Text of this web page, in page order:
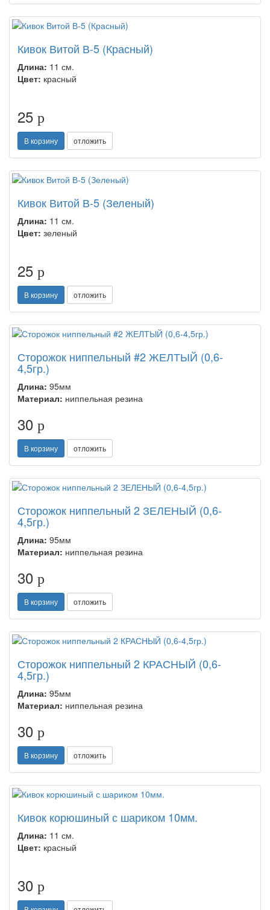
Кивок Витой В-5 (Красный)
Длина: 11 см.
Цвет: красный
25 p
В корзину отложить
Кивок Витой В-5 (Зеленый)
Длина: 11 см.
Цвет: зеленый
25 p
В корзину отложить
Сторожок ниппельный #2 ЖЕЛТЫЙ (0,6-
4,5гр.)
Длина: 95мм
Материал: ниппельная резина
30 p
В корзину отложить
Сторожок ниппельный 2 ЗЕЛЕНЫЙ (0,6-
4,5гр.)
Длина: 95мм
Материал: ниппельная резина
30 p
В корзину отложить
Сторожок ниппельный 2 КРАСНЫЙ (0,6-
4,5гр.)
Длина: 95мм
Материал: ниппельная резина
30 p
В корзину отложить
Кивок корюшиный с шариком 10мм.
Длина: 11 см.
Цвет: красный
30 p